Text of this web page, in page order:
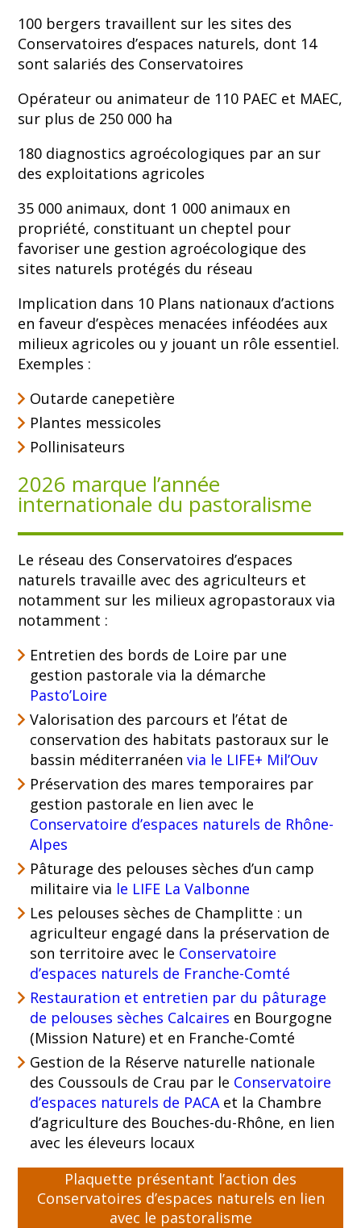
100 bergers travaillent sur les sites des
Conservatoires d’espaces naturels, dont 14
sont salariés des Conservatoires
Opérateur ou animateur de 110 PAEC et MAEC,
sur plus de 250 000 ha
180 diagnostics agroécologiques par an sur
des exploitations agricoles
35 000 animaux, dont 1 000 animaux en
propriété, constituant un cheptel pour
favoriser une gestion agroécologique des
sites naturels protégés du réseau
Implication dans 10 Plans nationaux d’actions
en faveur d’espèces menacées inféodées aux
milieux agricoles ou y jouant un rôle essentiel.
Exemples :
Outarde canepetière
Plantes messicoles
Pollinisateurs
2026 marque l’année
internationale du pastoralisme
Le réseau des Conservatoires d’espaces
naturels travaille avec des agriculteurs et
notamment sur les milieux agropastoraux via
notamment :
Entretien des bords de Loire par une
gestion pastorale via la démarche
Pasto’Loire
Valorisation des parcours et l’état de
conservation des habitats pastoraux sur le
bassin méditerranéenvia le LIFE+ Mil’Ouv
Préservation des mares temporaires par
gestion pastorale en lien avec le
Conservatoire d’espaces naturels de Rhône-
Alpes
Pâturage des pelouses sèches d’un camp
militaire via le LIFE La Valbonne
Les pelouses sèches de Champlitte : un
agriculteur engagé dans la préservation de
son territoire avec le Conservatoire
d’espaces naturels de Franche-Comté
Restauration et entretien par du pâturage
de pelouses sèches Calcaires en Bourgogne
(Mission Nature) et en Franche-Comté
Gestion de la Réserve naturelle nationale
des Coussouls de Crau par le Conservatoire
d’espaces naturels de PACAet la Chambre
d’agriculture des Bouches-du-Rhône, en lien
avec les éleveurs locaux
Plaquette présentant l’action des
Conservatoires d’espaces naturels en lien
avec le pastoralisme